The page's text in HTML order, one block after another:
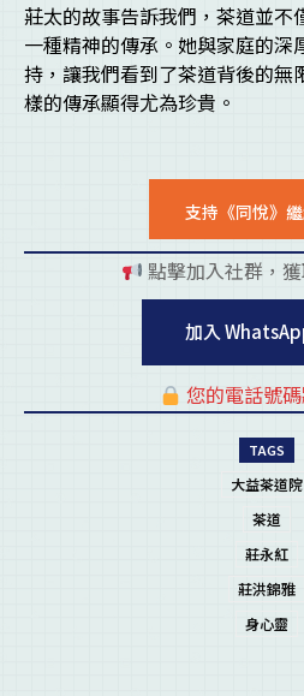
莊太的故事告訴我們，茶道並不
一種精神的傳承。她與家庭的深
持，讓我們看到了茶道背後的無
樣的傳承顯得尤為珍貴。
支持《同悅》
點擊加入社群，
加入
您的電話號
TAGS
大益茶道院
茶道
莊永紅
莊洪錦雅
身心靈